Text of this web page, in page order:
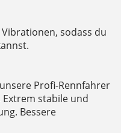
sodass du
Profi-Rennfahrer
stabile und
Bessere